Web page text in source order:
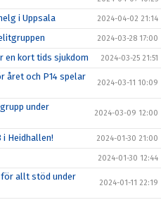
i Uppsala 2024-04-02 21:14
2024-03-28 17:00
en kort tids sjukdom 2024-03-25 21:51
året och P14 spelar
2024-03-11 10:09
under
2024-03-09 12:00
Heidhallen! 2024-01-30 21:00
2024-01-30 12:44
för allt stöd under
2024-01-11 22:19